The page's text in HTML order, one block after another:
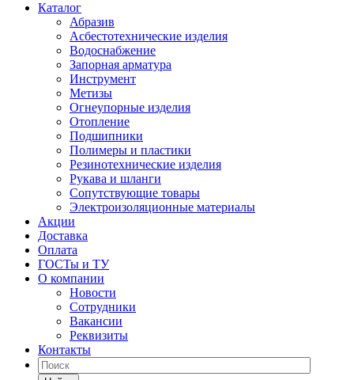
Каталог
Абразив
Асбестотехнические изделия
Водоснабжение
Запорная арматура
Инструмент
Метизы
Огнеупорные изделия
Отопление
Подшипники
Полимеры и пластики
Резинотехнические изделия
Рукава и шланги
Сопутствующие товары
Электроизоляционные материалы
Акции
Доставка
Оплата
ГОСТы и ТУ
О компании
Новости
Сотрудники
Вакансии
Реквизиты
Контакты